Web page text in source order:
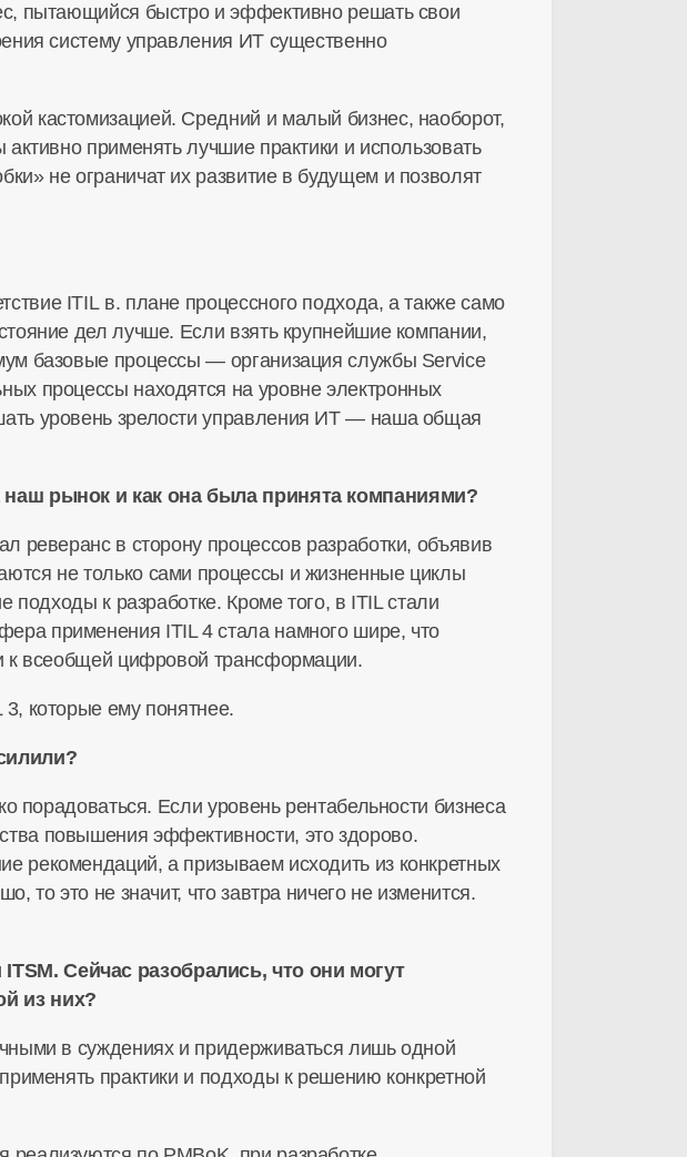
пытающийся быстро и эффективно решать свои
систему управления ИТ существенно
кастомизацией. Средний и малый бизнес, наоборот,
применять лучшие практики и использовать
не ограничат их развитие в будущем и позволят
ITIL в. плане процессного подхода, а также само
дел лучше. Если взять крупнейшие компании,
базовые процессы — организация службы Service
процессы находятся на уровне электронных
уровень зрелости управления ИТ — наша общая
рынок и как она была принята компаниями?
в сторону процессов разработки, объявив
не только сами процессы и жизненные циклы
подходы к разработке. Кроме того, в ITIL стали
применения ITIL 4 стала намного шире, что
к всеобщей цифровой трансформации.
которые ему понятнее.
порадоваться. Если уровень рентабельности бизнеса
повышения эффективности, это здорово.
рекомендаций, а призываем исходить из конкретных
то это не значит, что завтра ничего не изменится.
Сейчас разобрались, что они могут
из них?
в суждениях и придерживаться лишь одной
практики и подходы к решению конкретной